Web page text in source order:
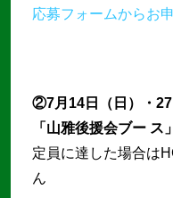
応募フォームからお
②7月14日（日）・
「山雅後援会ブー ス」
定員に達した場合は
ん